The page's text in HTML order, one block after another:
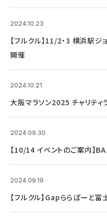
2024.10.23
【フルクル】11/2・3 横浜駅ジ
開催
2024.10.21
大阪マラソン2025 チャリテ
2024.09.30
【10/14 イベントのご案内】
2024.09.19
【フルクル】Gapららぽーと